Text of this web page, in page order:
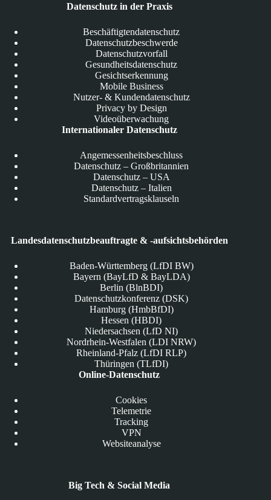
Datenschutz in der Praxis
Beschäftigtendatenschutz
Datenschutzbeschwerde
Datenschutzvorfall
Gesundheitsdatenschutz
Gesichtserkennung
Mobile Business
Nutzer- & Kundendatenschutz
Privacy by Design
Videoüberwachung
Internationaler Datenschutz
Angemessenheitsbeschluss
Datenschutz – Großbritannien
Datenschutz – USA
Datenschutz – Italien
Standardvertragsklauseln
Landesdatenschutzbeauftragte & -aufsichtsbehörden
Baden-Württemberg (LfDI BW)
Bayern (BayLfD & BayLDA)
Berlin (BlnBDI)
Datenschutzkonferenz (DSK)
Hamburg (HmbBfDI)
Hessen (HBDI)
Niedersachsen (LfD NI)
Nordrhein-Westfalen (LDI NRW)
Rheinland-Pfalz (LfDI RLP)
Thüringen (TLfDI)
Online-Datenschutz
Cookies
Telemetrie
Tracking
VPN
Websiteanalyse
Big Tech & Social Media